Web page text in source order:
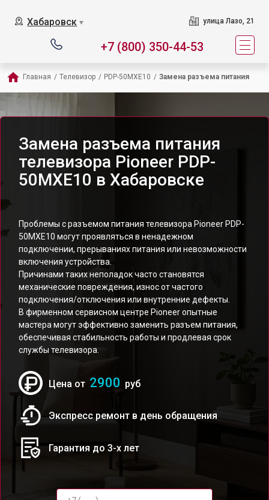
Хабаровск ▼ улица Лазо, 21
+7 (800) 350-44-53
Главная / Телевизор / PDP-50MXE10 / Замена разъема питания
Замена разъема питания
телевизора Pioneer PDP-
50MXE10 в Хабаровске
Проблемы с разъемом питания телевизора Pioneer PDP-
50MXE10 могут проявляться в ненадежном
подключении, прерываниях питания или невозможности
включения устройства.
Причинами таких неполадок часто становятся
механические повреждения, износ от частого
подключения/отключения или внутренние дефекты.
В фирменном сервисном центре Pioneer опытные
мастера могут эффективно заменить разъем питания,
обеспечивая стабильность работы и продлевая срок
службы телевизора.
Цена от 2900 руб
Экспресс ремонт в день обращения
Гарантия до 3-х лет